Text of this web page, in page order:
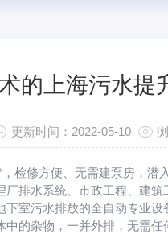
的上海污水提
更新时间：2022-05-10
修方便、无需建泵房，潜
排水系统、市政工程、建
污水排放的全自动专业设
的杂物，一并外排，无需